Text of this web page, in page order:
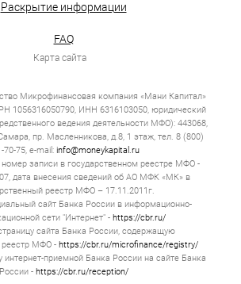
что мини займы имеют более высокие
которые предоставляются
В любом случае, перед тем как берете
оцените все плюсы и минусы, риски,
для займа на 100 000
рублей?
учитывайте моменты, необходимые
процесса.
полный пакет документов, включая
поступлениях и СНИЛС,
платёжеспособность.
в отсутствии просрочек в банковской
станет препятствием для
быть достаточным для погашения
Раскрытие информации
FAQ
Карта сайта
Микрофинансовая компания «Мани Капитал»
1056316050790, ИНН 6316103050, юридический
ведения деятельности МФО): 443068,
пр. Масленникова, д.8, 1 этаж, тел. 8 (800)
70-75, e-mail: info@moneykapital.ru
записи в государственном реестре МФО -
дата внесения сведений об АО МФК «МК» в
реестр МФО – 17.11.2011г.
сайт Банка России в информационно-
сети "Интернет" - https://cbr.ru/
сайта Банка России, содержащую
реестр МФО - https://cbr.ru/microfinance/registry/
интернет-приемной Банка России на сайте Банка
России - https://cbr.ru/reception/